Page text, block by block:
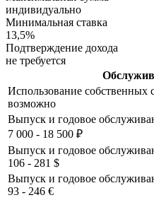
индивидуально
Минимальная ставка
13,5%
Подтверждение дохода
не требуется
Использование собственных
возможно
Выпуск и годовое
7 000 - 18 500 ₽
Выпуск и годовое
106 - 281 $
Выпуск и годовое
93 - 246 €